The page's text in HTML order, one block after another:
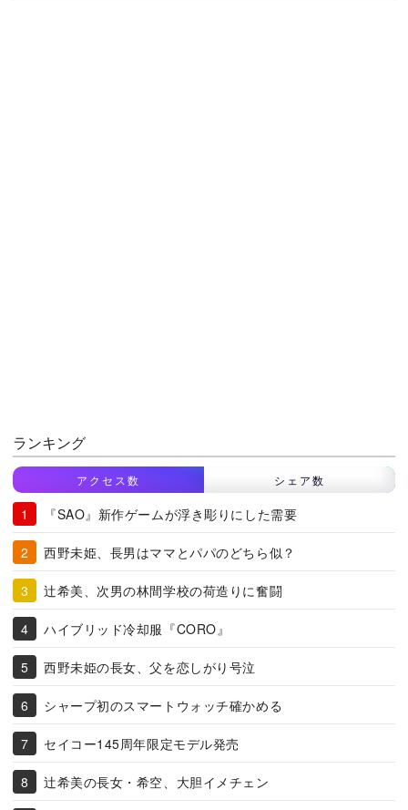
ランキング
アクセス数 シェア数
『SAO』新作ゲームが浮き彫りにした需要
西野未姫、長男はママとパパのどちら似？
辻希美、次男の林間学校の荷造りに奮闘
ハイブリッド冷却服『CORO』
西野未姫の長女、父を恋しがり号泣
シャープ初のスマートウォッチ確かめる
セイコー145周年限定モデル発売
辻希美の長女・希空、大胆イメチェン